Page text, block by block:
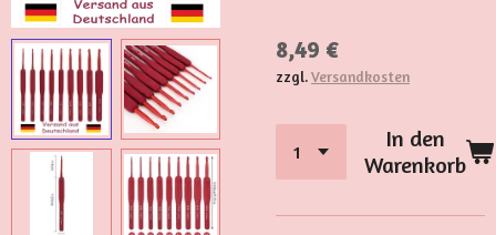
8,49 €
zzgl.Versandkosten
In den
Warenkorb